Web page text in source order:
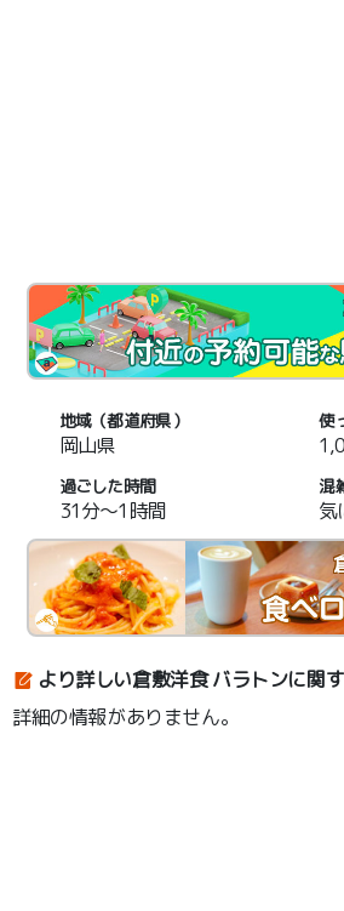
地域（都道府県）
岡山県
使
過ごした時間
31分～1時間
混
気
より詳しい倉敷洋食 バラトンに関
詳細の情報がありません。